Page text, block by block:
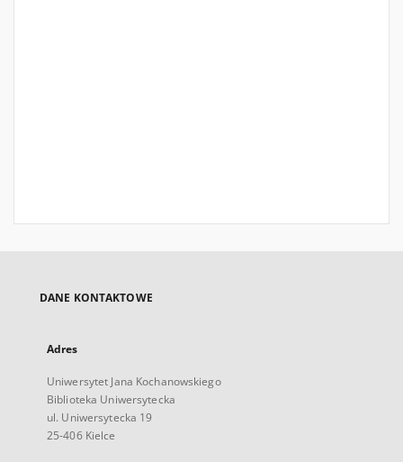
DANE KONTAKTOWE
Adres
Uniwersytet Jana Kochanowskiego
Biblioteka Uniwersytecka
ul. Uniwersytecka 19
25-406 Kielce